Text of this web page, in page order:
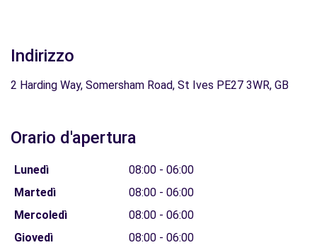
Indirizzo
2 Harding Way, Somersham Road, St Ives PE27 3WR, GB
Orario d'apertura
Lunedì
08:00 - 06:00
Martedì
08:00 - 06:00
Mercoledì
08:00 - 06:00
Giovedì
08:00 - 06:00